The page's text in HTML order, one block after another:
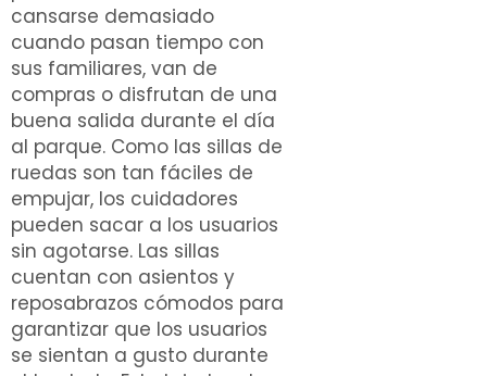
cansarse demasiado
cuando pasan tiempo con
sus familiares, van de
compras o disfrutan de una
buena salida durante el día
al parque. Como las sillas de
ruedas son tan fáciles de
empujar, los cuidadores
pueden sacar a los usuarios
sin agotarse. Las sillas
cuentan con asientos y
reposabrazos cómodos para
garantizar que los usuarios
se sientan a gusto durante